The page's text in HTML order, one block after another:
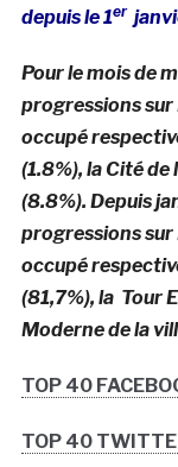
depuis le 1er
Pour le mois de
progressions
occupé
(1.8%), la Cité
(8.8%). Depuis
progressions
occupé
(81,7%), la Tour
Moderne de la
TOP 40
TOP 40